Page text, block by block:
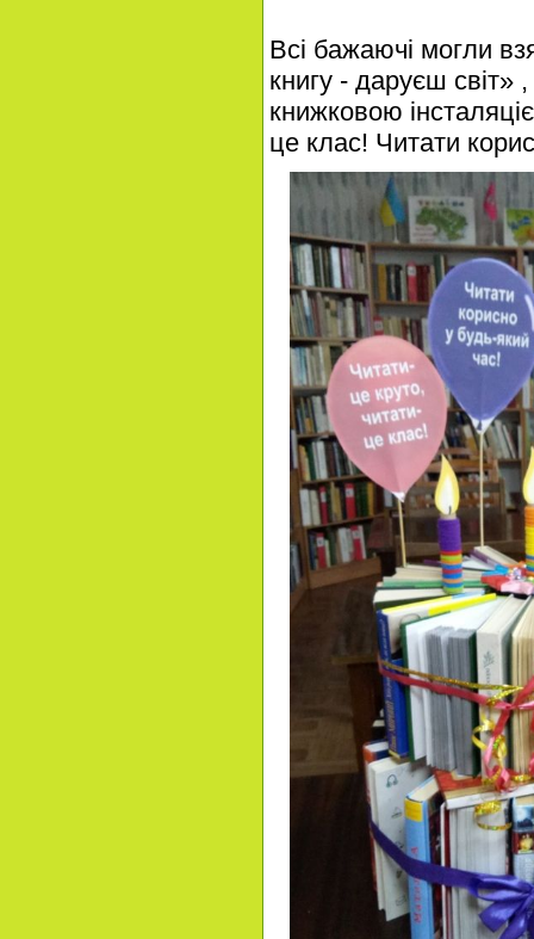
Всі бажаючі могли
книгу - даруєш світ»
книжковою
це клас! Читати